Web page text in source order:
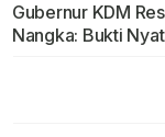
Gubernur KDM
Nangka: Bukti